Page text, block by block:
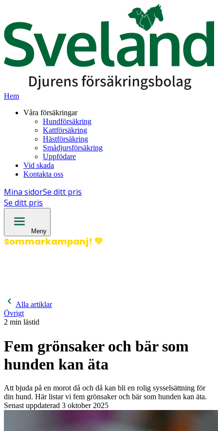
Hem
Våra försäkringar
Hundförsäkring
Kattförsäkring
Hästförsäkring
Smådjursförsäkring
Uppfödare
Vid skada
Kontakta oss
Mina sidorSe ditt pris
Se ditt pris
Meny
Sommarkampanj! 💚
Alla artiklar
Övrigt
2 min lästid
Fem grönsaker och bär som
hunden kan äta
Att bjuda på en morot då och då kan bli en rolig sysselsättning för
din hund. Här listar vi fem grönsaker och bär som hunden kan äta.
Senast uppdaterad 3 oktober 2025